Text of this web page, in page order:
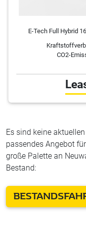
E-Tech Full Hybrid
CO2-
Es sind keine
passendes Angebot
große Palette an
Bestand: